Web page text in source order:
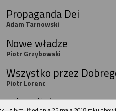
Propaganda Dei
Adam Tarnowski
Nowe władze
Piotr Grzybowski
Wszystko przez
Piotr Lorenc
Odszedł do Pana